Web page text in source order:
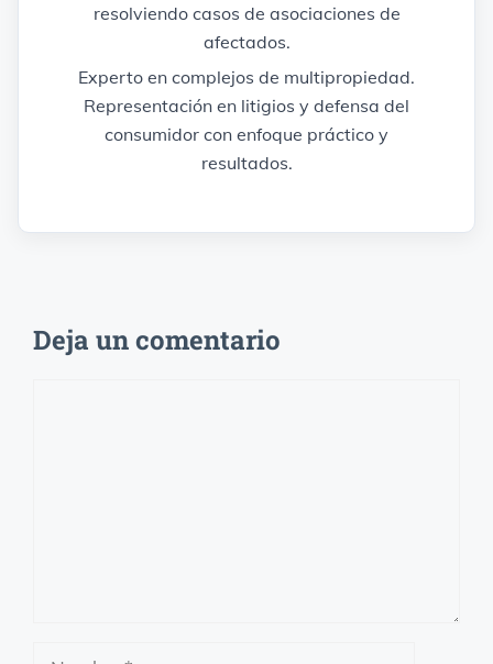
resolviendo casos de asociaciones de
afectados.
Experto en complejos de multipropiedad.
Representación en litigios y defensa del
consumidor con enfoque práctico y
resultados.
Deja un comentario
Nombre